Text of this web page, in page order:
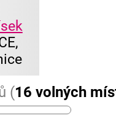
(16 volných